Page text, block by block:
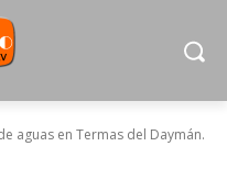
aguas en Termas del Daymán.